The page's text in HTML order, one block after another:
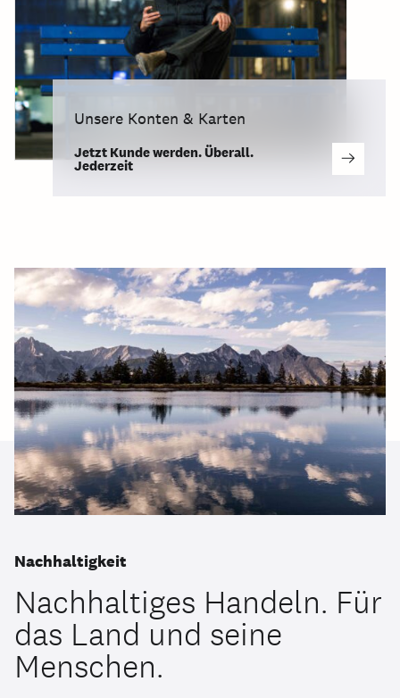
Unsere Konten & Karten
Jetzt Kunde werden. Überall.
Jederzeit
Nachhaltigkeit
Nachhaltiges Handeln. Für
das Land und seine
Menschen.